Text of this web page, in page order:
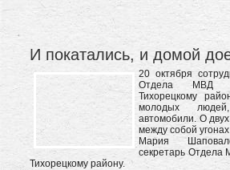
И покатались, и домой
20 октября
Отдела МВД
Тихорецкому
молодых
автомобили. О
между собой
Мария
секретарь Отдела
Тихорецкому району.